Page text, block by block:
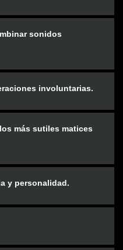
sonidos
involuntarias.
más sutiles matices
y personalidad.